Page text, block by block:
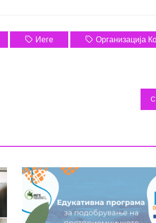
Иеге Организација